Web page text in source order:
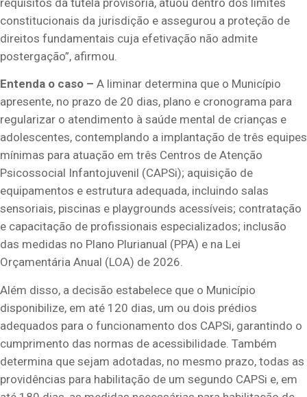
constitucionais da jurisdição e assegurou a proteção de
direitos fundamentais cuja efetivação não admite
postergação”, afirmou.
Entenda o caso – A liminar determina que o Município
apresente, no prazo de 20 dias, plano e cronograma para
regularizar o atendimento à saúde mental de crianças e
adolescentes, contemplando a implantação de três equipes
mínimas para atuação em três Centros de Atenção
Psicossocial Infantojuvenil (CAPSi); aquisição de
equipamentos e estrutura adequada, incluindo salas
sensoriais, piscinas e playgrounds acessíveis; contratação
e capacitação de profissionais especializados; inclusão
das medidas no Plano Plurianual (PPA) e na Lei
Orçamentária Anual (LOA) de 2026.
Além disso, a decisão estabelece que o Município
disponibilize, em até 120 dias, um ou dois prédios
adequados para o funcionamento dos CAPSi, garantindo o
cumprimento das normas de acessibilidade. Também
determina que sejam adotadas, no mesmo prazo, todas as
providências para habilitação de um segundo CAPSi e, em